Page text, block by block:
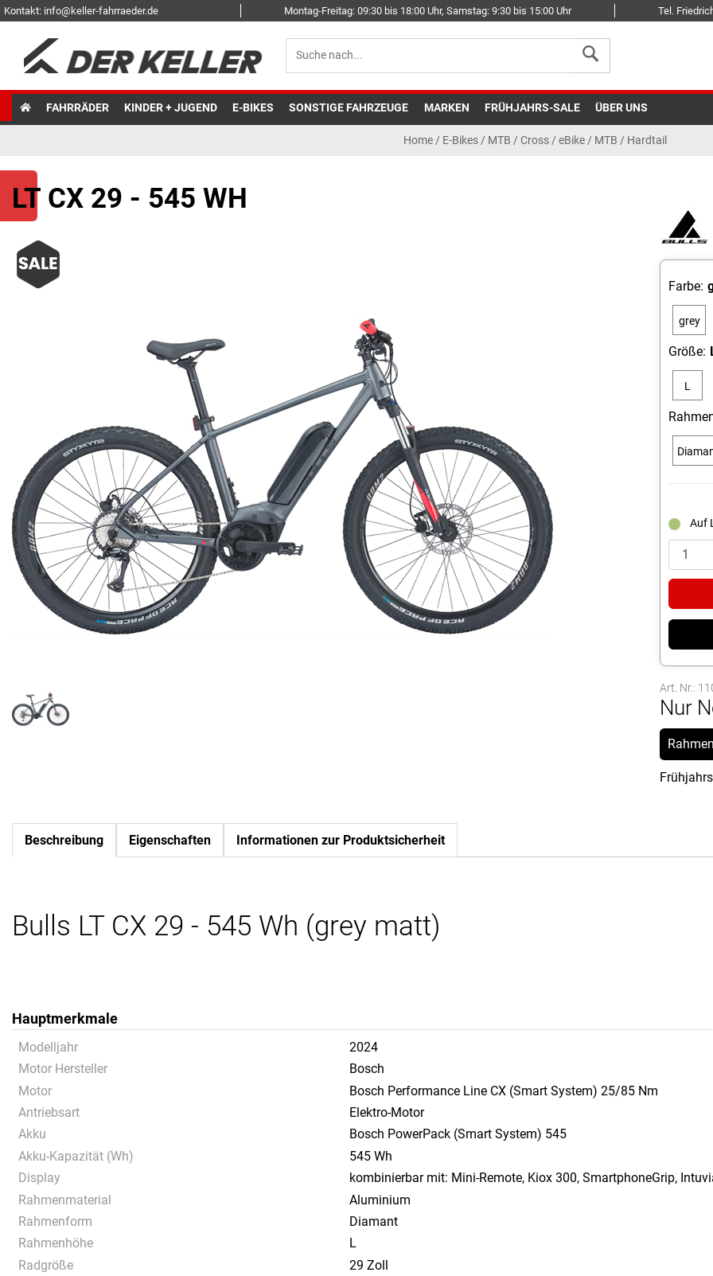
Kontakt: info@keller-fahrraeder.de Montag-Freitag: 09:30 bis 18:00 Uhr, Samstag: 9:30 bis 15:00 Uhr Tel.
FAHRRÄDER KINDER + JUGEND E-BIKES SONSTIGE FAHRZEUGE MARKEN FRÜHJAHRS-SALE ÜBER UNS
Home/ E-Bikes/ MTB / Cross/ eBike / MTB / Hardtail
LT CX 29 - 545 WH
Farbe:
grey
Größe:
L
Auf
Art. Nr.:
Nur
Beschreibung Eigenschaften Informationen zur Produktsicherheit
Bulls LT CX 29 - 545 Wh (grey matt)
Hauptmerkmale
Modelljahr
2024
Motor Hersteller
Bosch
Motor
Bosch Performance Line CX (Smart System) 25/85 Nm
Antriebsart
Elektro-Motor
Akku
Bosch PowerPack (Smart System) 545
Akku-Kapazität (Wh)
545 Wh
Display
kombinierbar mit: Mini-Remote, Kiox 300, SmartphoneGrip,
Rahmenmaterial
Aluminium
Rahmenform
Diamant
Rahmenhöhe
L
Radgröße
29 Zoll